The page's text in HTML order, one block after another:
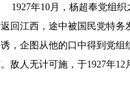
1927年10月，杨超奉党组
回江西，途中被国民党特
，企图从他的口中得到党组
敌人无计可施，于1927年12